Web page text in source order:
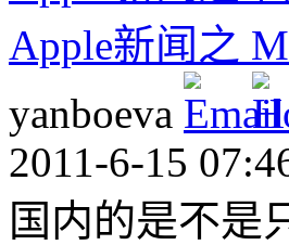
Apple新闻之
yanboeva
2011-6-15
国内的是不是